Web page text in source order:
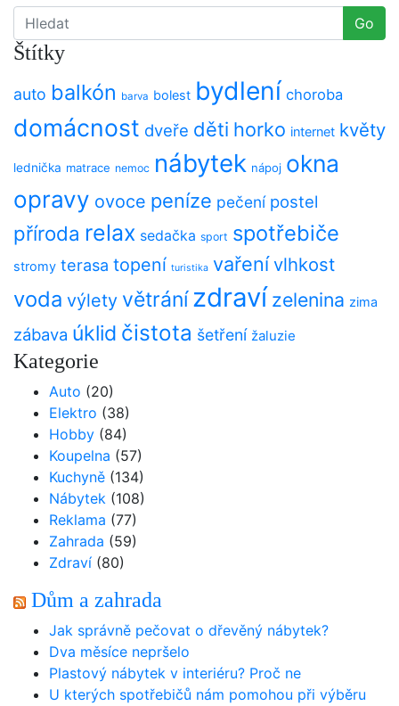
Go
Štítky
auto balkón barva bolest bydlení choroba
domácnost dveře děti horko internet květy
lednička matrace nemoc nábytek nápoj okna
opravy ovoce peníze pečení postel
příroda relax sedačka sport spotřebiče
stromy terasa topení turistika vaření vlhkost
voda výlety větrání zdraví zelenina zima
zábava úklid čistota šetření žaluzie
Kategorie
Auto (20)
Elektro (38)
Hobby (84)
Koupelna (57)
Kuchyně (134)
Nábytek (108)
Reklama (77)
Zahrada (59)
Zdraví (80)
Dům a zahrada
Jak správně pečovat o dřevěný nábytek?
Dva měsíce nepršelo
Plastový nábytek v interiéru? Proč ne
U kterých spotřebičů nám pomohou při výběru